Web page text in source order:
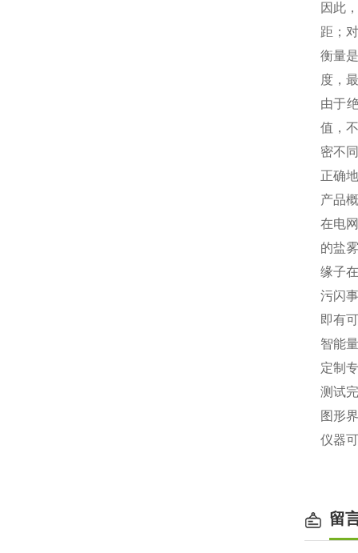
因此
距；
衡量
度，
由于
值，
密不
正确
产品
在电
的盐
缘子
污闪
即有
智能
定制
测试
图形
仪器
留